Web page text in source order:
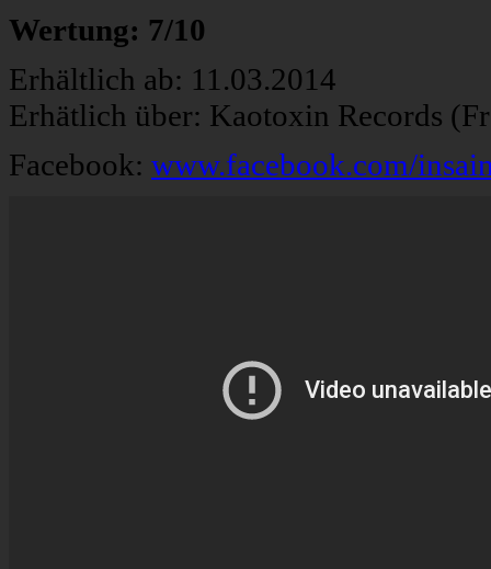
Wertung: 7/10
Erhältlich ab: 11.03.2014
Erhätlich über: Kaotoxin Records
Facebook: www.facebook.com/